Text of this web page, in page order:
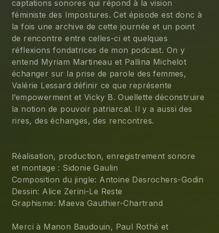
captations sonores qui répond à la vision
féministe des Impostures. Cet épisode est donc à
la fois une archive de cette journée et un point
de rencontre entre celles-ci et quelques
réflexions fondatrices de mon podcast. On y
entend Myriam Martineau et Pallina Michelot
échanger sur la prise de parole des femmes,
Valérie Lessard définir ce que représente
l’empowerment et Vicky B. Ouellette déconstruire
la notion de pouvoir patriarcal. Il y a aussi des
rires, des échanges, des rencontres.
Réalisation, production, enregistrement sonore
et montage : Sidonie Gaulin
Composition du jingle: Antoine Desrochers-Godin
Dessin: Alice Zerini-Le Reste
Graphisme: Maeva Gauthier-Chartrand
Merci à Manon Baudouin, Paul Rothé et